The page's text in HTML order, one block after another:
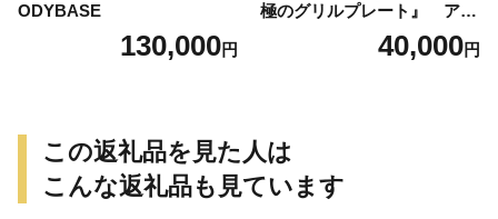
ODYBASE
130,000円
極のグリルプレート』 アウ
トドア用品 レジャー キャン
プ バーベキュー BBQ 鉄板
40,000円
この返礼品を見た人は
こんな返礼品も見ています